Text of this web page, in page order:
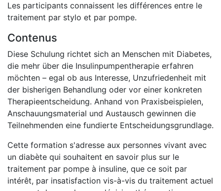
Les participants connaissent les différences entre le
traitement par stylo et par pompe.
Contenus
Diese Schulung richtet sich an Menschen mit Diabetes,
die mehr über die Insulinpumpentherapie erfahren
möchten – egal ob aus Interesse, Unzufriedenheit mit
der bisherigen Behandlung oder vor einer konkreten
Therapieentscheidung. Anhand von Praxisbeispielen,
Anschauungsmaterial und Austausch gewinnen die
Teilnehmenden eine fundierte Entscheidungsgrundlage.
Cette formation s'adresse aux personnes vivant avec
un diabète qui souhaitent en savoir plus sur le
traitement par pompe à insuline, que ce soit par
intérêt, par insatisfaction vis-à-vis du traitement actuel